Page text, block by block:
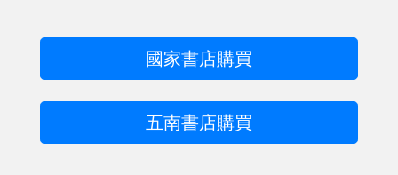
國家書店購買
五南書店購買